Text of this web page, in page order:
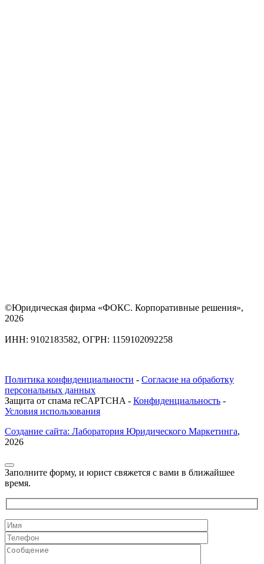
©Юридическая фирма «ФОКС. Корпоративные решения»,
2026
ИНН: 9102183582, ОГРН: 1159102092258
Политика конфиденциальности - Согласие на обработку
персональных данных
Защита от спама reCAPTCHA - Конфиденциальность -
Условия использования
Создание сайта: Лаборатория Юридического Маркетинга,
2026
Заполните форму, и юрист свяжется с вами в ближайшее
время.